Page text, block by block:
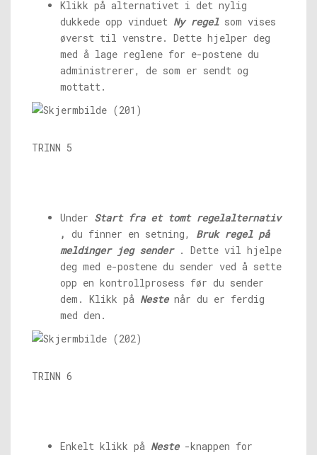
Klikk på alternativet i det nylig
dukkede opp vinduet Ny regel som vises
øverst til venstre. Dette hjelper deg
med å lage reglene for e-postene du
administrerer, de som er sendt og
mottatt.
TRINN 5
Under Start fra et tomt regelalternativ
, du finner en setning, Bruk regel på
meldinger jeg sender . Dette vil hjelpe
deg med e-postene du sender ved å sette
opp en kontrollprosess før du sender
dem. Klikk på Neste når du er ferdig
med den.
TRINN 6
Enkelt klikk på Neste -knappen for